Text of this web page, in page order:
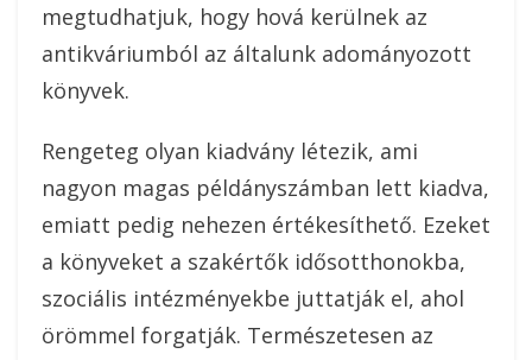
megtudhatjuk, hogy hová kerülnek az
antikváriumból az általunk adományozott
könyvek.
Rengeteg olyan kiadvány létezik, ami
nagyon magas példányszámban lett kiadva,
emiatt pedig nehezen értékesíthető. Ezeket
a könyveket a szakértők idősotthonokba,
szociális intézményekbe juttatják el, ahol
örömmel forgatják. Természetesen az